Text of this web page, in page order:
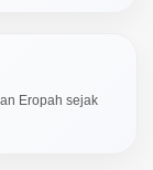
Eropah sejak